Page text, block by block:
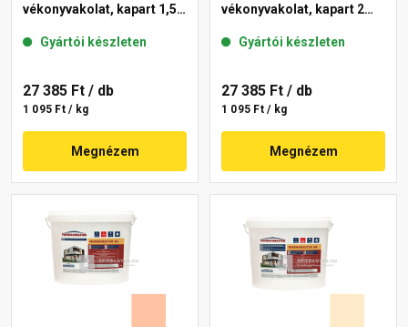
vékonyvakolat, kapart 1,5
Gyártói készleten
27 385 Ft / db
1 095 Ft / kg
Megnézem
vékonyvakolat, kapart 2
Gyártói készleten
27 385 Ft / db
1 095 Ft / kg
Megnézem